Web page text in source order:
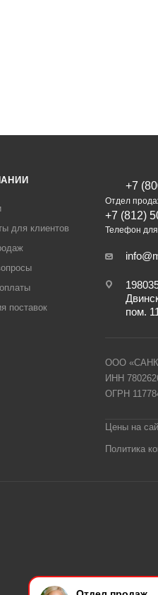
для клиентов
поставок
+7
Отдел
+7 (812)
Телефон
пом.
ООО
ИНН
ОГРН
Цены на
Политика